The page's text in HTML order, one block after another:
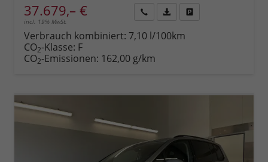
37.679,– €
incl. 19% MwSt.
anfordern
Datei,
Verbrauch kombiniert: 7,10 l/100km
CO2-Klasse: F
CO2-Emissionen: 162,00 g/km